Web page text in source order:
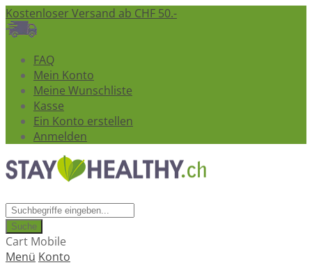
Kostenloser Versand ab CHF 50.-
FAQ
Mein Konto
Meine Wunschliste
Kasse
Ein Konto erstellen
Anmelden
Suche
Cart Mobile
Menü Konto